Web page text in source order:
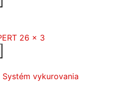
Systém vykurovania